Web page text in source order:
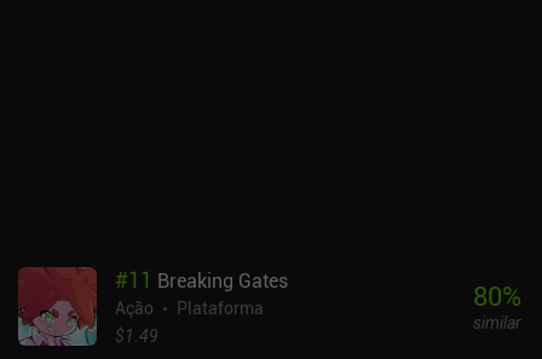
#11 Breaking Gates
Ação
Plataforma
$1.49
80%
similar